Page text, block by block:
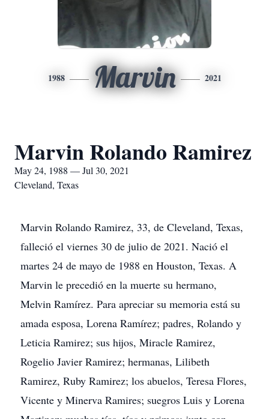
1988 Marvin 2021
Marvin Rolando Ramirez
May 24, 1988 — Jul 30, 2021
Cleveland, Texas
Marvin Rolando Ramirez, 33, de Cleveland, Texas,
falleció el viernes 30 de julio de 2021. Nació el
martes 24 de mayo de 1988 en Houston, Texas. A
Marvin le precedió en la muerte su hermano,
Melvin Ramírez. Para apreciar su memoria está su
amada esposa, Lorena Ramírez; padres, Rolando y
Leticia Ramirez; sus hijos, Miracle Ramirez,
Rogelio Javier Ramirez; hermanas, Lilibeth
Ramirez, Ruby Ramirez; los abuelos, Teresa Flores,
Vicente y Minerva Ramires; suegros Luis y Lorena